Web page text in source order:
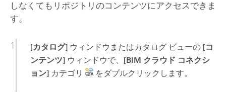
しなくてもリポジトリのコンテンツにアクセスできま
す。
[カタログ]ウィンドウまたはカタログ ビューの [コ
ンテンツ]ウィンドウで、 [BIM クラウド コネクシ
ョン]カテゴリ をダブルクリックします。